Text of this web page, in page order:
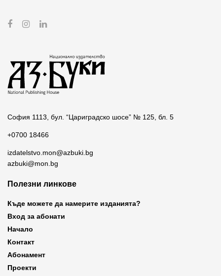
София 1113, бул. “Цариградско шосе” № 125, бл. 5
+0700 18466
izdatelstvo.mon@azbuki.bg
azbuki@mon.bg
Полезни линкове
Къде можете да намерите изданията?
Вход за абонати
Начало
Контакт
Абонамент
Проекти